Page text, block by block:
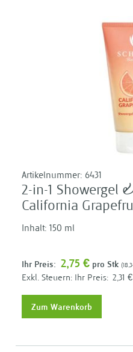
Artikelnummer: 6431
2-in-1 Showergel
California
Inhalt: 150 ml
Ihr Preis: 2,75 € pro Stk
Ihr Preis: 2,31 €
Zum Warenkorb